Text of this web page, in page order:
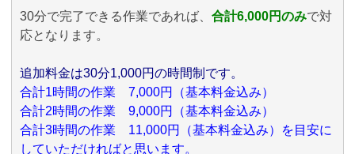
30分で完了できる作業であれば、 合計6,000円のみで対
応となります。
追加料金は30分1,000円の時間制です。
合計1時間の作業 7,000円（基本料金込み）
合計2時間の作業 9,000円（基本料金込み）
合計3時間の作業 11,000円（基本料金込み）を目安に
していただければと思います。